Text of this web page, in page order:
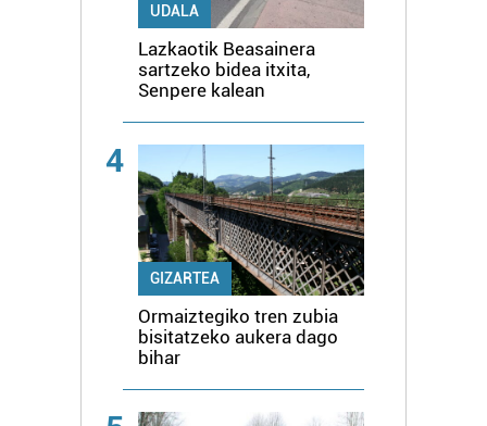
UDALA
Lazkaotik Beasainera
sartzeko bidea itxita,
Senpere kalean
4
GIZARTEA
Ormaiztegiko tren zubia
bisitatzeko aukera dago
bihar